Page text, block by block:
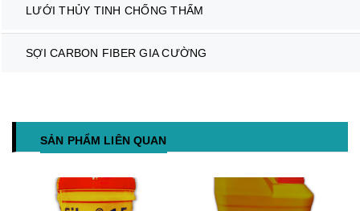
LƯỚI THỦY TINH CHỐNG THẤM
SỢI CARBON FIBER GIA CƯỜNG
SẢN PHẨM LIÊN QUAN